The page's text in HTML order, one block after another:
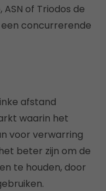
of Triodos de
concurrerende
afstand
waarin het
voor verwarring
beter zijn om de
te houden, door